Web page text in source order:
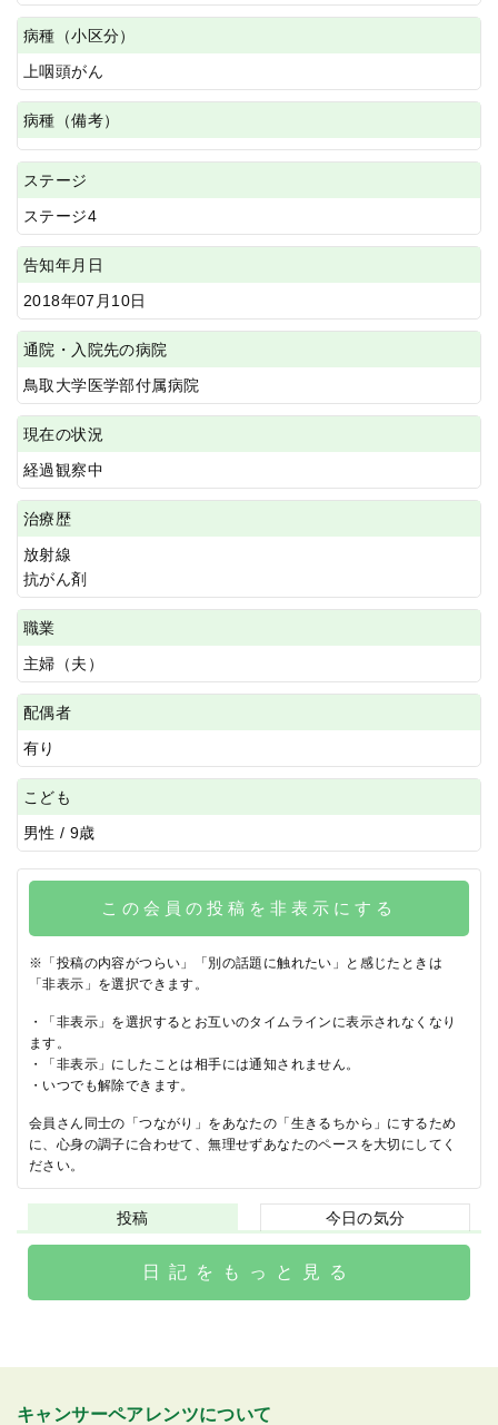
病種（小区分）
上咽頭がん
病種（備考）
ステージ
ステージ4
告知年月日
2018年07月10日
通院・入院先の病院
鳥取大学医学部付属病院
現在の状況
経過観察中
治療歴
放射線
抗がん剤
職業
主婦（夫）
配偶者
有り
こども
男性 / 9歳
この会員の投稿を非表示にする
※「投稿の内容がつらい」「別の話題に触れたい」と感じたときは
「非表示」を選択できます。
・「非表示」を選択するとお互いのタイムラインに表示されなくなり
ます。
・「非表示」にしたことは相手には通知されません。
・いつでも解除できます。
会員さん同士の「つながり」をあなたの「生きるちから」にするため
に、心身の調子に合わせて、無理せずあなたのペースを大切にしてく
ださい。
投稿 今日の気分
日記をもっと見る
キャンサーペアレンツについて